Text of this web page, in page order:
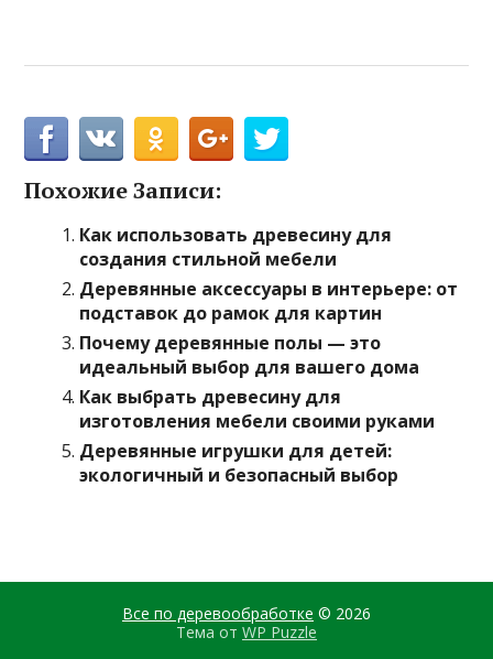
Похожие Записи:
Как использовать древесину для
создания стильной мебели
Деревянные аксессуары в интерьере: от
подставок до рамок для картин
Почему деревянные полы — это
идеальный выбор для вашего дома
Как выбрать древесину для
изготовления мебели своими руками
Деревянные игрушки для детей:
экологичный и безопасный выбор
Все по деревообработке © 2026
Тема от WP Puzzle